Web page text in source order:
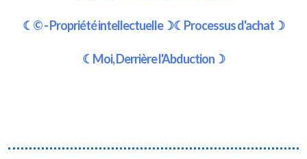
☾© - Propriété intellectuelle☽☾Processus d'achat☽
☾Moi, Derrière l'Abduction☽